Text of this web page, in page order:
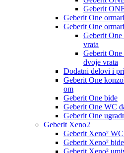
Geberit
Geberit One
Geberit One
Geberit One
vrata
Geberit One
dvoje vrata
Dodatni delovi i
Geberit One
om
Geberit One bide
Geberit One WC
Geberit One
Geberit Xeno2
Geberit Xeno²
Geberit Xeno²